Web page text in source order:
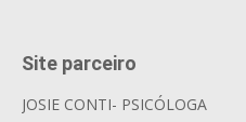
Site parceiro
JOSIE CONTI- PSICÓLOGA